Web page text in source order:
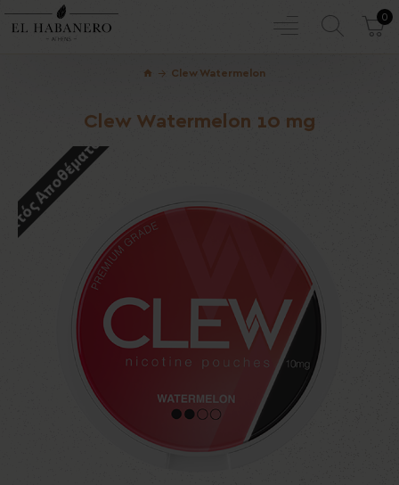
0
Clew Watermelon
Clew Watermelon 10 mg
Αποθέματος